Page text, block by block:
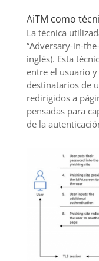
AiTM como
La técnica
“Adversary-in-
inglés). Esta
entre el usuario
destinatarios de
redirigidos a
pensadas para
de la